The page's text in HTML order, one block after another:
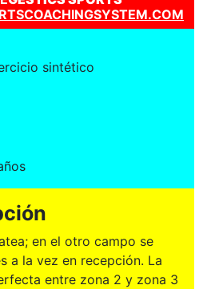
sintético
en el otro campo se
a la vez en recepción. La
entre zona 2 y zona 3